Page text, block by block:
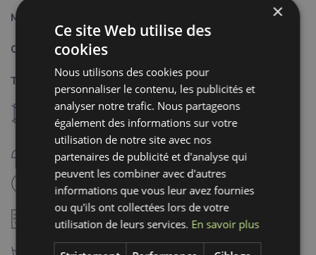
Motif:
Couleur: gris
Traitement:
U ne pas sécher à machine
D repassage fer froid (110°C)
L nettoyage à sec professionnel
A ne pas utiliser d'adoucissant
×
Ce site Web utilise des
cookies
Nous utilisons des cookies pour
personnaliser le contenu, les publicités et
analyser notre trafic. Nous partageons
également des informations sur votre
utilisation de notre site avec nos
partenaires de publicité et d'analyse qui
peuvent les combiner avec d'autres
informations que vous leur avez fournies
ou qu'ils ont collectées lors de votre
utilisation de leurs services. En savoir plus